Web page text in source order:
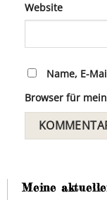
Website
Name, E-
Browser für
Meine